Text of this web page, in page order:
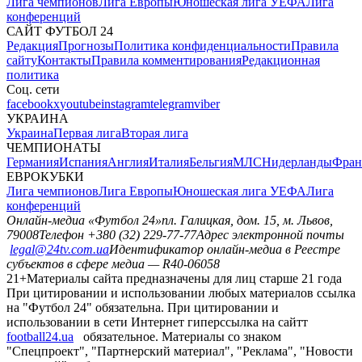
конференций
САЙТ ФУТБОЛ 24
РедакцияПрогнозыПолитика конфиденциальностиПравила
сайтуКонтактыПравила комментированияРедакционная
политика
Соц. сети
facebookxyoutubeinstagramtelegramviber
УКРАИНА
УкраинаПервая лигаВторая лига
ЧЕМПИОНАТЫ
ГерманияИспанияАнглияИталияБельгияМЛСНидерланды
ЕВРОКУБКИ
Лига чемпионовЛига ЕвропыЮношеская лига УЕФАЛига
конференций
Онлайн-медиа «Футбол 24»пл. Галицкая, дом. 15, м. Львов,
79008Телефон +380 (32) 229-77-77Адрес электронной почты
legal@24tv.com.uaИдентификатор онлайн-медиа в Реестре
субъектов в сфере медиа — R40-06058
21+Материалы сайта предназначены для лиц старше 21 года
При цитировании и использовании любых материалов ссылка
на "Футбол 24" обязательна. При цитировании и
использовании в сети Интернет гиперссылка на сайтт
football24.ua
обязательное. Материалы со знаком
"Спецпроект", "Партнерский материал", "Реклама", "Новости